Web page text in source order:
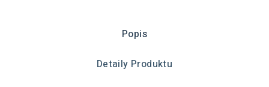
Popis
Detaily Produktu